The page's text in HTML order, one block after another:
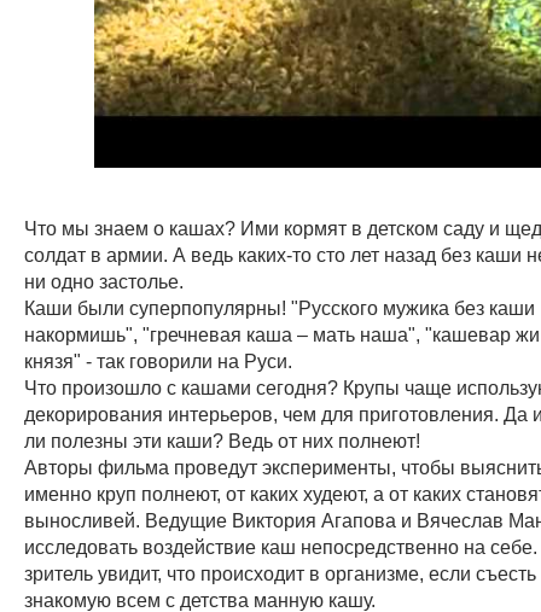
Что мы знаем о кашах? Ими кормят в детском саду и
солдат в армии. А ведь каких-то сто лет назад без каши
ни одно застолье.
Каши были суперпопулярны! "Русского мужика без каши
накормишь", "гречневая каша – мать наша", "кашевар
князя" - так говорили на Руси.
Что произошло с кашами сегодня? Крупы чаще
декорирования интерьеров, чем для приготовления. Да
ли полезны эти каши? Ведь от них полнеют!
Авторы фильма проведут эксперименты, чтобы
именно круп полнеют, от каких худеют, а от каких
выносливей. Ведущие Виктория Агапова и Вячеслав
исследовать воздействие каш непосредственно на
зритель увидит, что происходит в организме, если съесть
знакомую всем с детства манную кашу.